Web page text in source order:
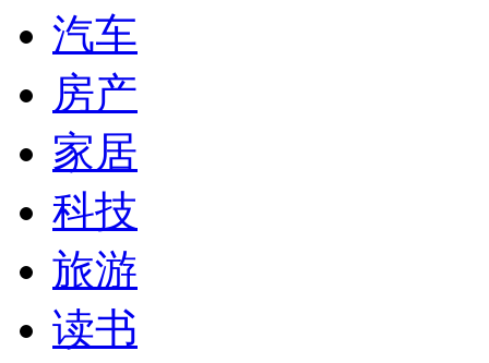
汽车
房产
家居
科技
旅游
读书